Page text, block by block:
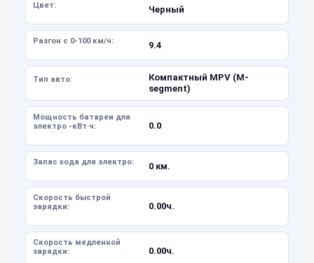
Цвет: Черный
Разгон с 0-100 км/ч: 9.4
Тип авто:
Компактный MPV (M-
segment)
Мощность батареи для
электро -кВт·ч:
0.0
Запас хода для электро: 0 км.
Скорость быстрой
зарядки:
0.00ч.
Скорость медленной
зарядки:
0.00ч.